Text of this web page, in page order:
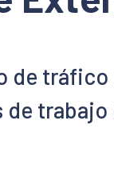
tráfico
de